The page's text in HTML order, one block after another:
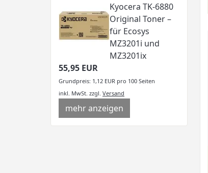
Kyocera TK-6880
Original Toner –
für Ecosys
MZ3201i und
MZ3201ix
55,95 EUR
Grundpreis: 1,12 EUR pro 100 Seiten
inkl. MwSt. zzgl. Versand
mehr anzeigen